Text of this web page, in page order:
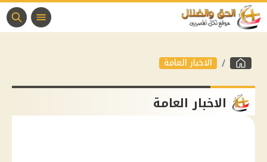
الاخبار العامة
الاخبار العامة